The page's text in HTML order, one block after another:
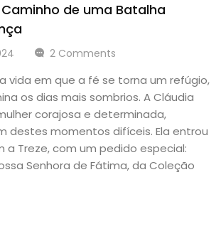
de uma Batalha
2 Comments
vida em que a fé se torna um refúgio,
os dias mais sombrios. A Cláudia
corajosa e determinada,
destes momentos difíceis. Ela entrou
Treze, com um pedido especial:
Senhora de Fátima, da Coleção